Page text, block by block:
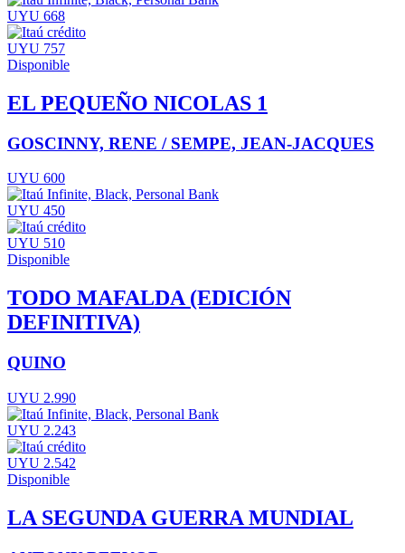
UYU 668
UYU 757
Disponible
EL PEQUEÑO NICOLAS 1
GOSCINNY, RENE / SEMPE, JEAN-JACQUES
UYU 600
UYU 450
UYU 510
Disponible
TODO MAFALDA (EDICIÓN
DEFINITIVA)
QUINO
UYU 2.990
UYU 2.243
UYU 2.542
Disponible
LA SEGUNDA GUERRA MUNDIAL